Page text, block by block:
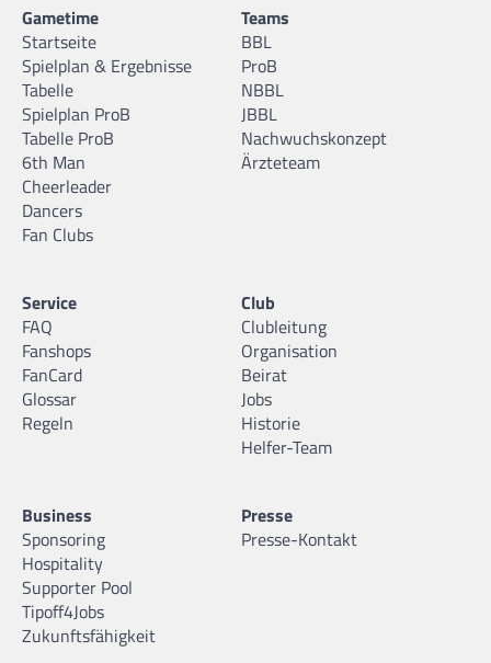
13.01.2009 |
Guard |
Nemanja Prodanic
11.03.2009 |
Guard |
Philipp Helwig
08.03.2009 |
Forward |
25.03.2008 |
Guard |
Yanu Slingerland
Gametime
Startseite
Spielplan & Ergebnisse
Tabelle
Spielplan ProB
Tabelle ProB
6th Man
Cheerleader
Dancers
Fan Clubs
Teams
BBL
ProB
NBBL
JBBL
Nachwuchskonzept
Ärzteteam
Service
FAQ
Fanshops
FanCard
Glossar
Regeln
Club
Clubleitung
Organisation
Beirat
Jobs
Historie
Helfer-Team
Business
Sponsoring
Hospitality
Supporter Pool
Tipoff4Jobs
Zukunftsfähigkeit
Presse
Presse-Kontakt